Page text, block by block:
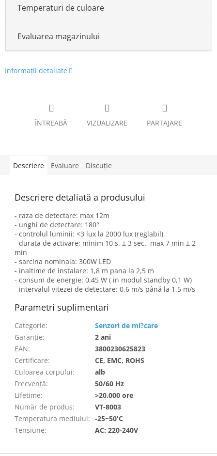
Temperaturi de culoare
Evaluarea magazinului
Informaţii detaliate
ÎNTREABĂ VIZUALIZARE PARTAJARE
Descriere Evaluare Discuţie
Descriere detaliată a produsului
- raza de detectare: max 12m
- unghi de detectare: 180°
- controlul luminii: <3 lux la 2000 lux (reglabil)
- durata de activare: minim 10 s. ± 3 sec., max 7 min ± 2
min
- sarcina nominala: 300W LED
- inaltime de instalare: 1,8 m pana la 2,5 m
- consum de energie: 0,45 W ( in modul standby 0,1 W)
- intervalul vitezei de detectare: 0,6 m/s până la 1,5 m/s
Parametri suplimentari
Categorie:
Senzori de mi?care
Garanţie:
2 ani
EAN:
3800230625823
Certificare:
CE, EMC, ROHS
Culoarea corpului:
alb
Frecvență:
50/60 Hz
Lifetime:
>20.000 ore
Număr de produs:
VT-8003
Temperatura mediului: -25~50'C
Tensiune: AC: 220-240V